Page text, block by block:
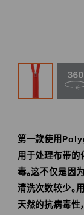
第一款使用
用于处理布带的
毒。这不仅是因
清洗次数较少。
天然的抗病毒性